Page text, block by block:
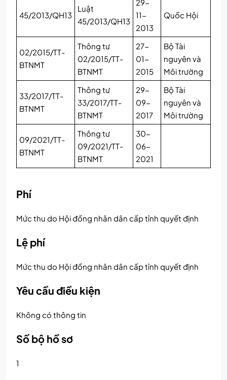
45/2013/QH13
Luật
45/2013/QH13
29-
11-
2013
Quốc Hội
02/2015/TT-
BTNMT
Thông tư
02/2015/TT-
BTNMT
27-
01-
2015
Bộ Tài
nguyên và
Môi trường
33/2017/TT-
BTNMT
Thông tư
33/2017/TT-
BTNMT
29-
09-
2017
Bộ Tài
nguyên và
Môi trường
09/2021/TT-
BTNMT
Thông tư
09/2021/TT-
BTNMT
30-
06-
2021
Phí
Mức thu do Hội đồng nhân dân cấp tỉnh quyết định
Lệ phí
Mức thu do Hội đồng nhân dân cấp tỉnh quyết định
Yêu cầu điều kiện
Không có thông tin
Số bộ hồ sơ
1